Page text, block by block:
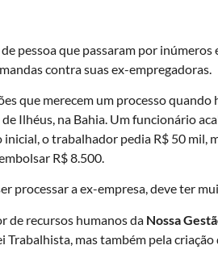
pessoa que passaram por
contra suas ex-empregadoras.
que merecem um processo
Ilhéus, na Bahia. Um funcionário
o trabalhador pedia R$ 50 mil,
R$ 8.500.
processar a ex-empresa, deve ter
de recursos humanos da Nossa
Trabalhista, mas também pela